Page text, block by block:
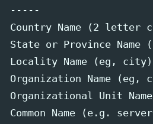
-----
Country Name (2
State or Province
Locality Name (eg,
Organization Name (eg,
Organizational Unit
Common Name (e.g.